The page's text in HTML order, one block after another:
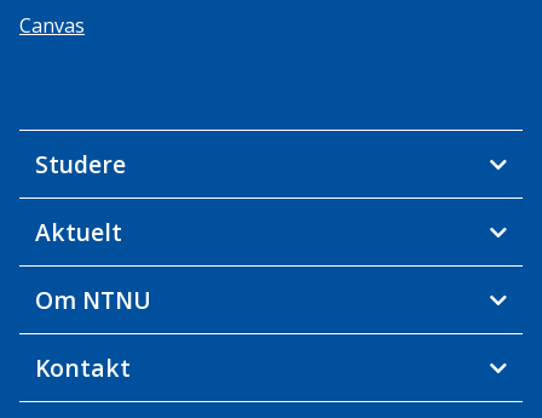
Canvas
Studere
Aktuelt
Om NTNU
Kontakt